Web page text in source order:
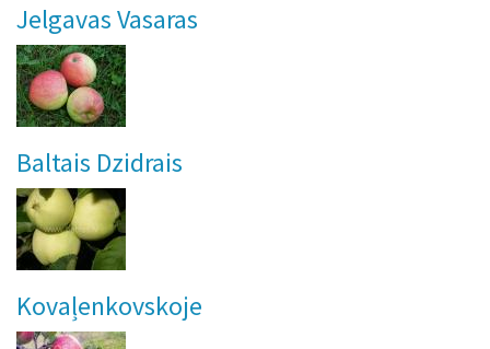
Jelgavas Vasaras
Baltais Dzidrais
Kovaļenkovskoje